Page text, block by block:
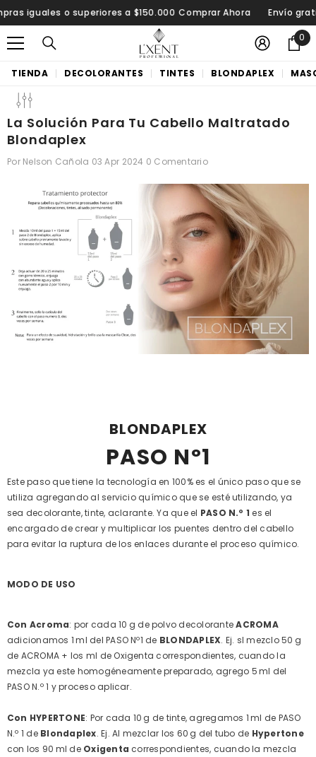
SALTAR AL CONTENIDO
o superiores a $150.000 Comprar Ahora Envío gratis en
0 0
t
TIENDA DECOLORANTES TINTES BLONDAPLEX
La Solución Para Tu Cabello Maltratado
Blondaplex
Por Nelson Cañola 03 Apr 2024 0 Comentario
BLONDAPLEX
PASO Nº1
Este paso que tiene la tecnología en 100% es el único paso que se
utiliza agregando al servicio químico que se esté utilizando, ya
sea decolorante, tinte, aclarante. Ya que el PASO N.º 1 es el
encargado de crear y multiplicar los puentes dentro del cabello
para evitar la ruptura de los enlaces durante el proceso químico.
MODO DE USO
Con Acroma: por cada 10 g de polvo decoloranteACROMA
adicionamos 1 ml del PASO Nº1 de BLONDAPLEX. Ej. sI mezclo 50 g
de ACROMA + los ml de Oxigenta correspondientes, cuando la
mezcla ya este homogéneamente preparado, agrego 5 ml del
PASO N.º 1 y proceso aplicar.
Con HYPERTONE: Por cada 10 g de tinte, agregamos 1 ml de PASO
N.º 1 de Blondaplex. Ej. Al mezclar los 60 g del tubo de Hypertone
con los 90 ml de Oxigenta correspondientes, cuando la mezcla